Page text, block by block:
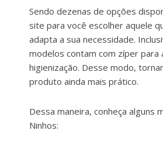
Sendo dezenas de opções
site para você escolher aquele
adapta a sua necessidade.
modelos contam com zíper para
higienização. Desse modo,
produto ainda mais prático.
Dessa maneira, conheça alguns
Ninhos: